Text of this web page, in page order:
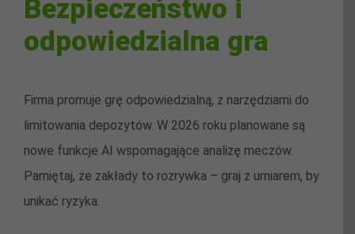
Bezpieczeństwo i
odpowiedzialna gra
Firma promuje grę odpowiedzialną, z narzędziami do
limitowania depozytów. W 2026 roku planowane są
nowe funkcje AI wspomagające analizę meczów.
Pamiętaj, że zakłady to rozrywka – graj z umiarem, by
unikać ryzyka.